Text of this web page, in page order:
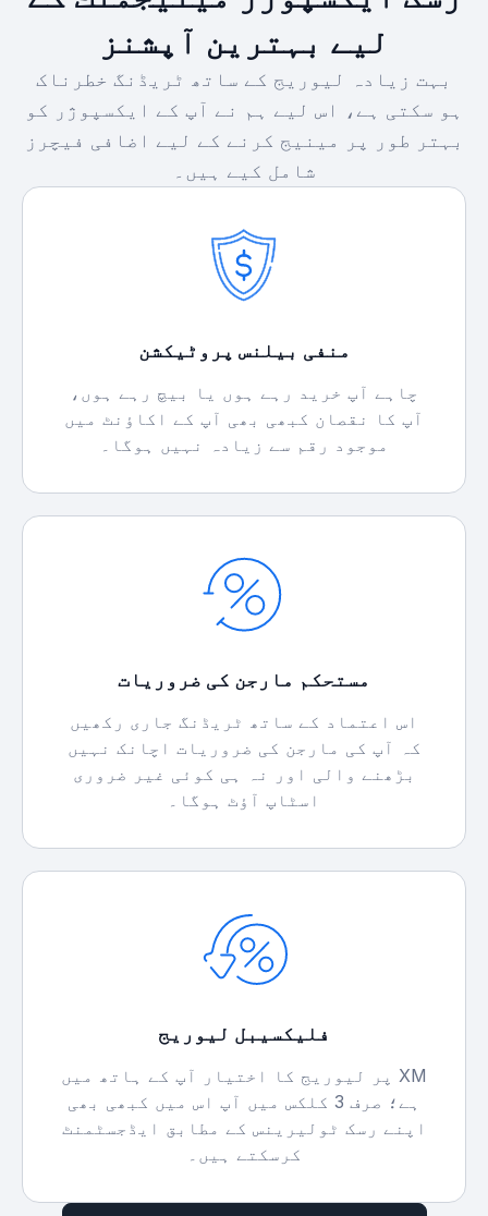
لیے بہترین آپشنز
بہت زیادہ لیوریج کے ساتھ ٹریڈنگ خطرناک
ہو سکتی ہے، اس لیے ہم نے آپ کے ایکسپوژر کو
بہتر طور پر مینیج کرنے کے لیے اضافی فیچرز
شامل کیے ہیں۔
منفی بیلنس پروٹیکشن
چاہے آپ خرید رہے ہوں یا بیچ رہے ہوں،
آپ کا نقصان کبھی بھی آپ کے اکاؤنٹ میں
موجود رقم سے زیادہ نہیں ہوگا۔
مستحکم مارجن کی ضروریات
اس اعتماد کے ساتھ ٹریڈنگ جاری رکھیں
کہ آپ کی مارجن کی ضروریات اچانک نہیں
بڑھنے والی اور نہ ہی کوئی غیر ضروری
اسٹاپ آؤٹ ہوگا۔
فلیکسیبل لیوریج
XM پر لیوریج کا اختیار آپ کے ہاتھ میں
ہے؛ صرف 3 کلکس میں آپ اس میں کبھی بھی
اپنے رسک ٹولیرینس کے مطابق ایڈجسٹمنٹ
کرسکتے ہیں۔